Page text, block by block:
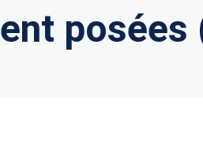
posées